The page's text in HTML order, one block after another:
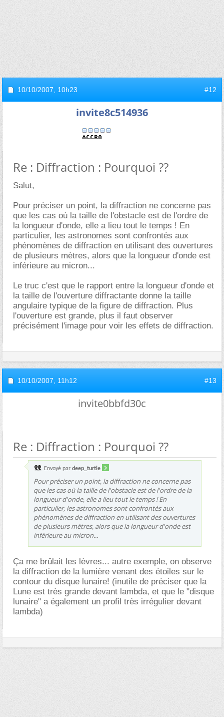
10/10/2007, 10h23 #12
invite8c514936
Re : Diffraction : Pourquoi ??
Salut,
Pour préciser un point, la diffraction ne concerne pas
que les cas où la taille de l'obstacle est de l'ordre de
la longueur d'onde, elle a lieu tout le temps ! En
particulier, les astronomes sont confrontés aux
phénomènes de diffraction en utilisant des ouvertures
de plusieurs mètres, alors que la longueur d'onde est
inférieure au micron...
Le truc c'est que le rapport entre la longueur d'onde et
la taille de l'ouverture diffractante donne la taille
angulaire typique de la figure de diffraction. Plus
l'ouverture est grande, plus il faut observer
précisément l'image pour voir les effets de diffraction.
10/10/2007, 11h12 #13
invite0bbfd30c
Re : Diffraction : Pourquoi ??
Envoyé par deep_turtle
Pour préciser un point, la diffraction ne concerne pas
que les cas où la taille de l'obstacle est de l'ordre de la
longueur d'onde, elle a lieu tout le temps ! En
particulier, les astronomes sont confrontés aux
phénomènes de diffraction en utilisant des ouvertures
de plusieurs mètres, alors que la longueur d'onde est
inférieure au micron...
Ça me brûlait les lèvres... autre exemple, on observe
la diffraction de la lumière venant des étoiles sur le
contour du disque lunaire! (inutile de préciser que la
Lune est très grande devant lambda, et que le "disque
lunaire" a également un profil très irrégulier devant
lambda)